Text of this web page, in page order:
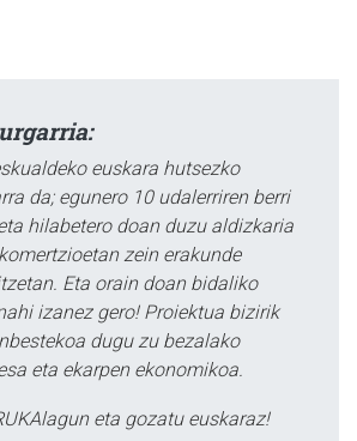
euskara hutsezko
da; egunero 10 udalerriren berri
hilabetero doan duzu aldizkaria
zein erakunde
Eta orain doan bidaliko
izanez gero! Proiektua bizirik
dugu zu bezalako
eta ekarpen ekonomikoa.
eta gozatu euskaraz!